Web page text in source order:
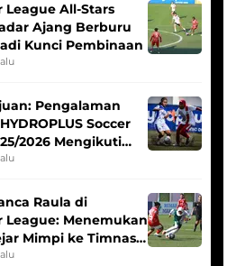
League All-Stars
Ajang Berburu
Kunci Pembinaan
Pengalaman
Soccer
2026 Mengikuti
Putri
Raula di
League: Menemukan
Mimpi ke Timnas